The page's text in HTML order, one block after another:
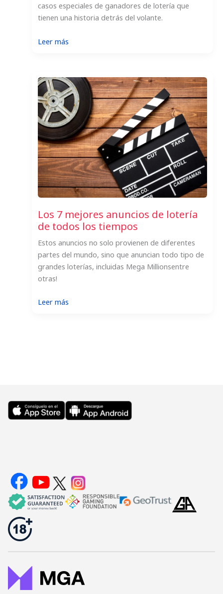
casos especiales de ganadores de lotería que
tienen una historia detrás del volante.
Leer más:
que
manejan
los
ganadores
de
lotería
Los 7 mejores anuncios de lotería
de todos los tiempos
Estos anuncios no solo provienen de diferentes
partes del mundo, sino que anuncian todo tipo de
grandes loterías, incluidas Mega Millionsentre
otras!
Leer más:
los
tiempos